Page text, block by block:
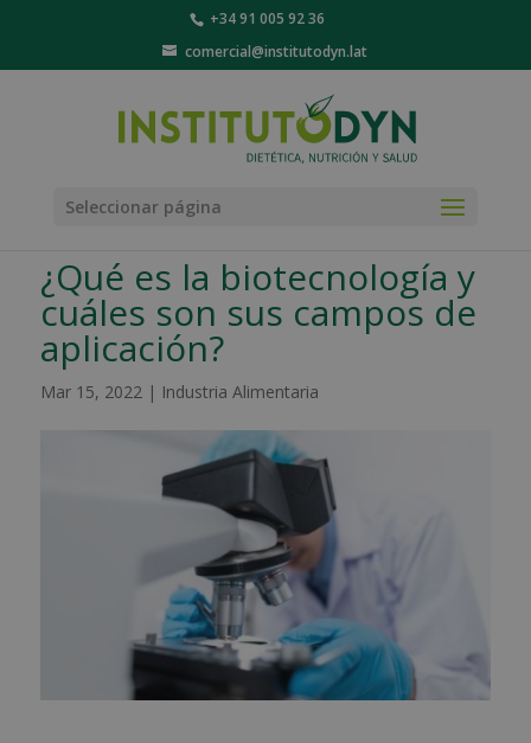
+34 91 005 92 36
comercial@institutodyn.lat
Seleccionar página
¿Qué es la biotecnología y
cuáles son sus campos de
aplicación?
Mar 15, 2022| Industria Alimentaria